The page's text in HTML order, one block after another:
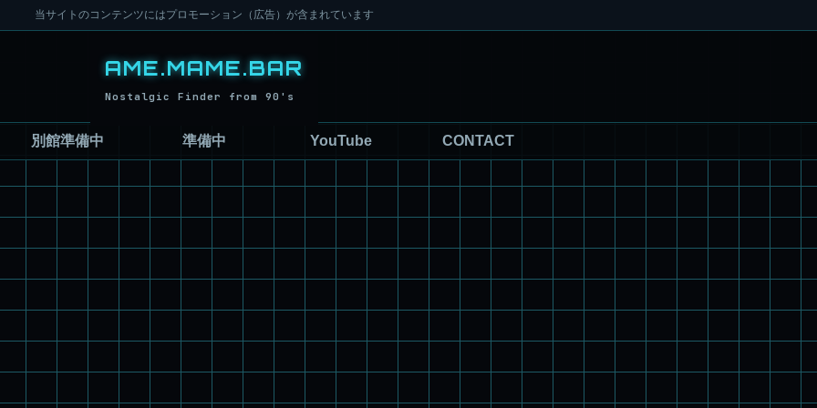
当サイトのコンテンツにはプロモーション（広告）が含まれています
別館準備中 準備中 YouTube CONTACT